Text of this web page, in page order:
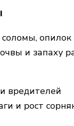
и запаху
вредителей
и рост